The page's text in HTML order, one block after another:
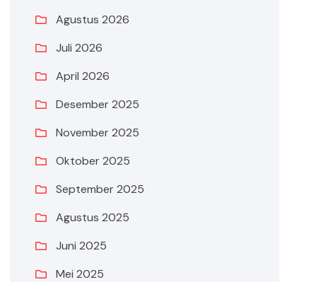
Agustus 2026
Juli 2026
April 2026
Desember 2025
November 2025
Oktober 2025
September 2025
Agustus 2025
Juni 2025
Mei 2025